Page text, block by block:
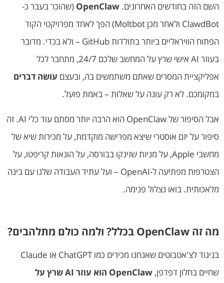
השם הזה בחודשים האחרונים. OpenClaw (שהוכר בעבר כ-
ClawdBot ולאחר מכן Moltbot) הפך לאחד מפרויקטי הקוד
הפתוח הוויראליים ביותר בתולדות GitHub – ולא בכדי. מדובר
בעוזר AI אישי שרץ על המחשב שלכם 24/7, מתחבר לכל
אפליקציית המסרים שאתם משתמשים בה, ובעצם עושה דברים
במקומכם. לא רק עונה על שאלות – באמת פועל.
אבל הסיפור של OpenClaw הוא הרבה יותר מסתם עוד כלי AI. זה
סיפור על יזם אוסטרי שיצא מפרישה מוקדמת, על מכירות שיא של
מחשבי Apple, על מניות שזינקו בבורסה, על הונאות קריפטו, על
הצטרפות מפתיעה ל-OpenAI – ועל עתיד העבודה שלנו עם בינה
מלאכותית. בואו נצלול פנימה.
מה זה OpenClaw בכלל? ולמה כולם מתלהבים?
בניגוד לצ'אטבוטים שאנחנו מכירים כמו ChatGPT או Claude
שחיים בחלון דפדפן,
OpenClaw הוא עוזר AI שרץ על